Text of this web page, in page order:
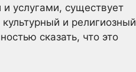
услугами, существует
и религиозный
сказать, что это